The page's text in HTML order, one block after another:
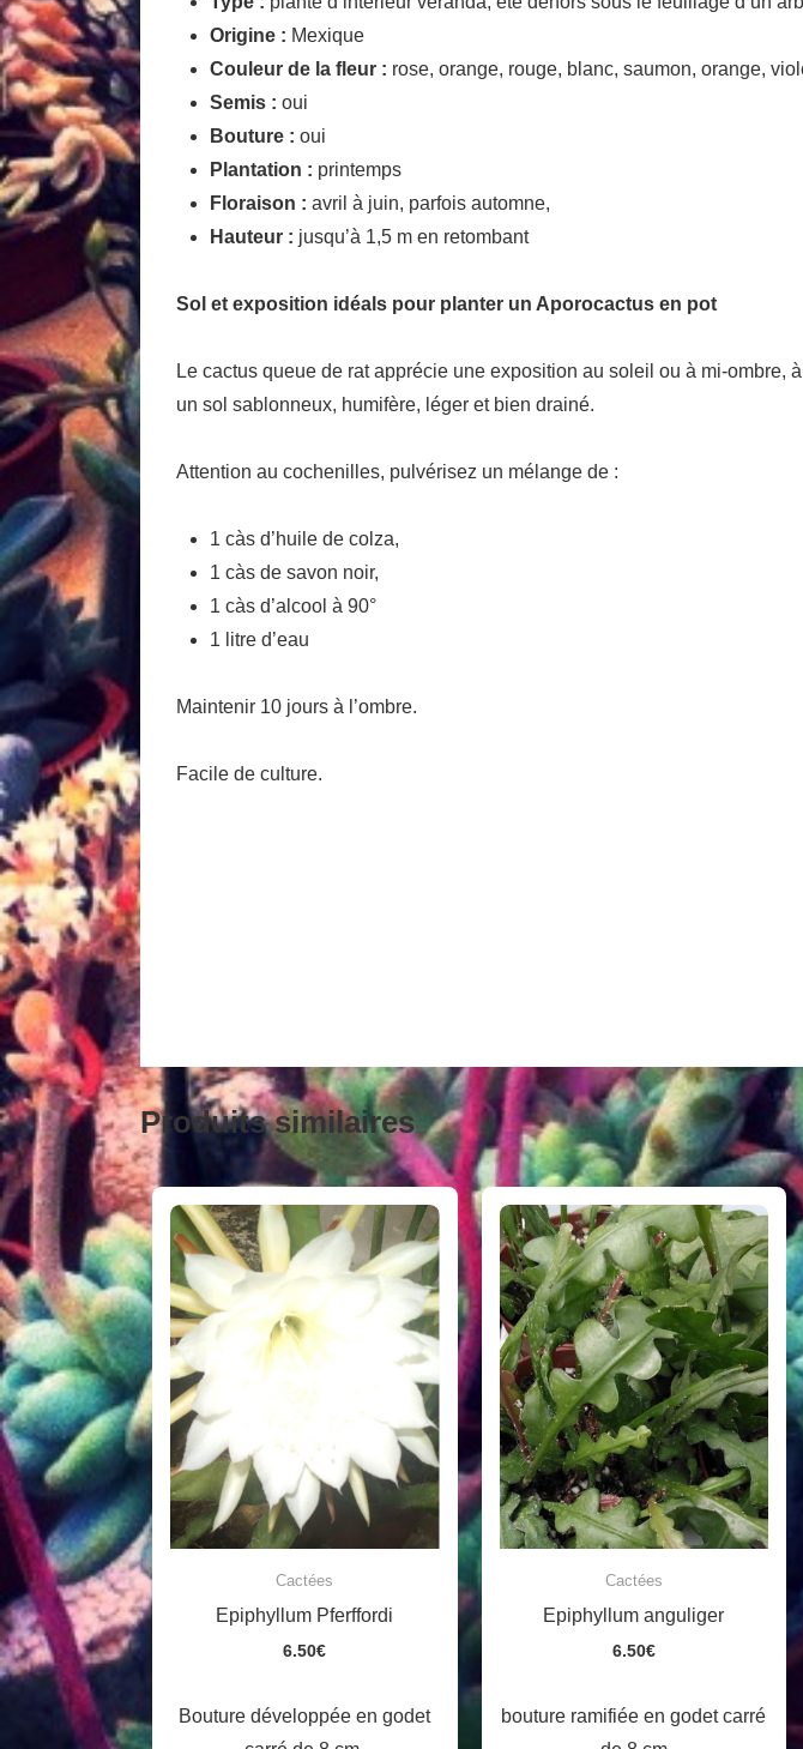
Origine : Mexique
Couleur de la fleur : rose, orange, rouge, blanc, saumon, orange,
Semis : oui
Bouture : oui
Plantation : printemps
Floraison : avril à juin, parfois automne,
Hauteur : jusqu’à 1,5 m en retombant
Sol et exposition idéals pour planter un Aporocactus en pot
Le cactus queue de rat apprécie une exposition au soleil ou à mi-ombre,
un sol sablonneux, humifère, léger et bien drainé.
Attention au cochenilles, pulvérisez un mélange de :
1 càs d’huile de colza,
1 càs de savon noir,
1 càs d’alcool à 90°
1 litre d’eau
Maintenir 10 jours à l’ombre.
Facile de culture.
Produits similaires
Cactées
Epiphyllum Pferffordi
6.50€
Bouture développée en godet
Cactées
Epiphyllum anguliger
6.50€
bouture ramifiée en godet carré